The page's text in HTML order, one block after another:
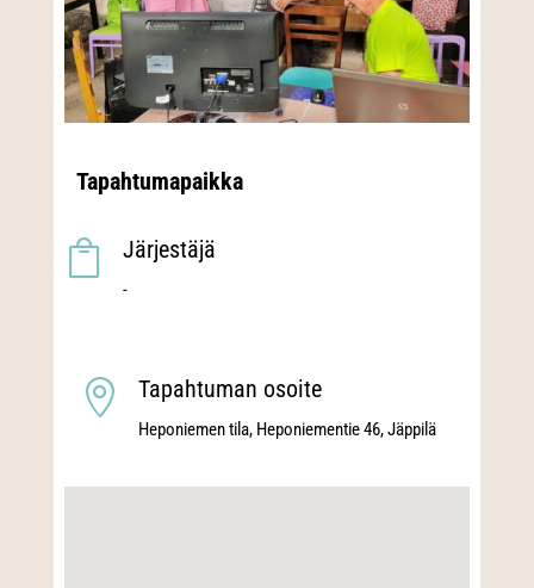
Tapahtumapaikka
 Järjestäjä
-
 Tapahtuman osoite
Heponiemen tila, Heponiementie 46, Jäppilä